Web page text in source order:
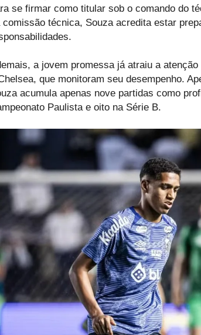
se firmar como titular sob o comando do
comissão técnica, Souza acredita estar
a jovem promessa já atraiu a
que monitoram seu desempenho.
acumula apenas nove partidas como
Paulista e oito na Série B.